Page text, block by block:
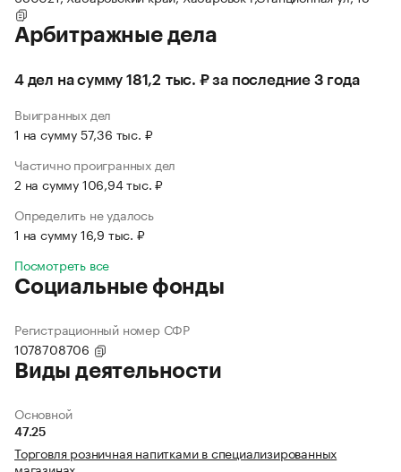
Арбитражные дела
4 дел на сумму 181,2 тыс. ₽ за последние 3 года
Выигранных дел
1 на сумму 57,36 тыс. ₽
Частично проигранных дел
2 на сумму 106,94 тыс. ₽
Определить не удалось
1 на сумму 16,9 тыс. ₽
Посмотреть все
Социальные фонды
Регистрационный номер СФР
1078708706
Виды деятельности
Основной
47.25
Торговля розничная напитками в специализированных